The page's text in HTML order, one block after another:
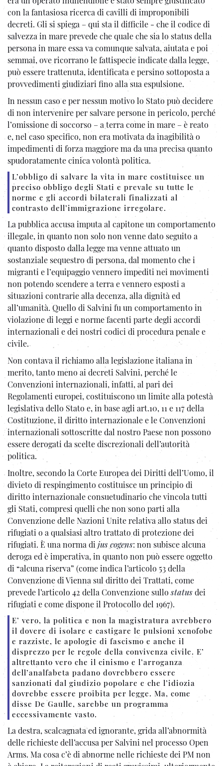
con la fantasiosa ricerca di cavilli di improponibili
decreti. Gli si spiega – qui sta il difficile - che il codice di
salvezza in mare prevede che quale che sia lo status della
persona in mare essa va comunque salvata, aiutata e poi
semmai, ove ricorrano le fattispecie indicate dalla legge,
può essere trattenuta, identificata e persino sottoposta a
provvedimenti giudiziari fino alla sua espulsione.
In nessun caso e per nessun motivo lo Stato può decidere
di non intervenire per salvare persone in pericolo, perché
l’omissione di soccorso – a terra come in mare – è reato
e, nel caso specifico, non era motivata da inagibilità o
impedimenti di forza maggiore ma da una precisa quanto
spudoratamente cinica volontà politica.
L’obbligo di salvare la vita in mare costituisce un
preciso obbligo degli Stati e prevale su tutte le
norme e gli accordi bilaterali finalizzati al
contrasto dell’immigrazione irregolare.
La pubblica accusa imputa al capitone un comportamento
illegale, in quanto non solo non venne dato seguito a
quanto disposto dalla legge ma venne attuato un
sostanziale sequestro di persona, dal momento che i
migranti e l’equipaggio vennero impediti nei movimenti
non potendo scendere a terra e vennero esposti a
situazioni contrarie alla decenza, alla dignità ed
all’umanità. Quello di Salvini fu un comportamento in
violazione di leggi e norme facenti parte degli accordi
internazionali e dei nostri codici di procedura penale e
civile.
Non contava il richiamo alla legislazione italiana in
merito, tanto meno ai decreti Salvini, perché le
Convenzioni internazionali, infatti, al pari dei
Regolamenti europei, costituiscono un limite alla potestà
legislativa dello Stato e, in base agli art.10, 11 e 117 della
Costituzione, il diritto internazionale e le Convenzioni
internazionali sottoscritte dal nostro Paese non possono
essere derogati da scelte discrezionali dell’autorità
politica.
Inoltre, secondo la Corte Europea dei Diritti dell’Uomo, il
divieto di respingimento costituisce un principio di
diritto internazionale consuetudinario che vincola tutti
gli Stati, compresi quelli che non sono parti alla
Convenzione delle Nazioni Unite relativa allo status dei
rifugiati o a qualsiasi altro trattato di protezione dei
rifugiati. È una norma di jus cogens: non subisce alcuna
deroga ed è imperativa, in quanto non può essere oggetto
di “alcuna riserva” (come indica l’articolo 53 della
Convenzione di Vienna sul diritto dei Trattati, come
prevede l’articolo 42 della Convenzione sullostatusdei
rifugiati e come dispone il Protocollo del 1967).
E’ vero, la politica e non la magistratura avrebbero
il dovere di isolare e castigare le pulsioni xenofobe
e razziste, le apologie di fascismo e anche il
disprezzo per le regole della convivenza civile. E’
altrettanto vero che il cinismo e l’arroganza
dell’analfabeta padano dovrebbero essere
sanzionati dal giudizio popolare e che l’idiozia
dovrebbe essere proibita per legge. Ma, come
disse De Gaulle, sarebbe un programma
eccessivamente vasto.
La destra, scalcagnata ed ignorante, grida all’abnormità
delle richieste dell’accusa per Salvini nel processo Open
Arms. Ma cosa c’è di abnorme nelle richieste dei PM non